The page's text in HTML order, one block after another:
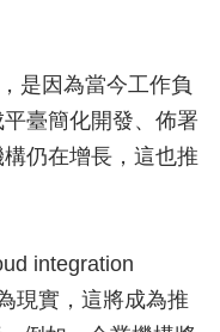
是因為當今工作負
臺簡化開發、佈署
仍在增長，這也推
integration
現實，這將成為推